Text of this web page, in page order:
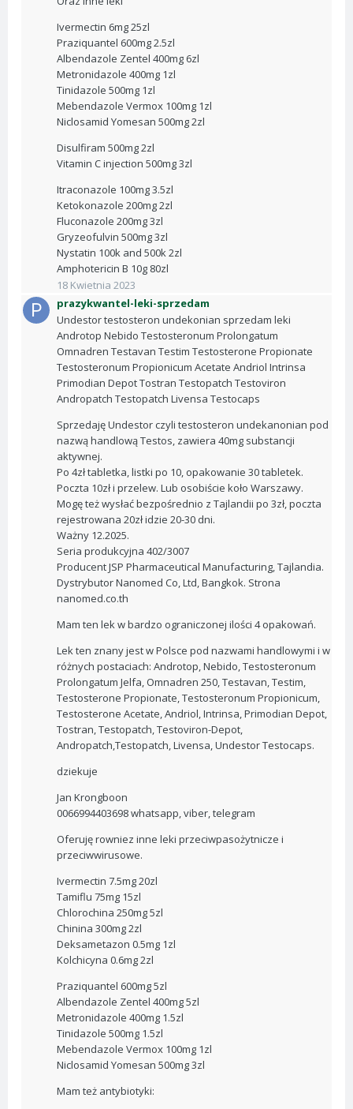
Ivermectin 6mg 25zl
Praziquantel 600mg 2.5zl
Albendazole Zentel 400mg 6zl
Metronidazole 400mg 1zl
Tinidazole 500mg 1zl
Mebendazole Vermox 100mg 1zl
Niclosamid Yomesan 500mg 2zl
Disulfiram 500mg 2zl
Vitamin C injection 500mg 3zl
Itraconazole 100mg 3.5zl
Ketokonazole 200mg 2zl
Fluconazole 200mg 3zl
Gryzeofulvin 500mg 3zl
Nystatin 100k and 500k 2zl
Amphotericin B 10g 80zl
18 Kwietnia 2023
prazykwantel-leki-sprzedam
Undestor testosteron undekonian sprzedam leki
Androtop Nebido Testosteronum Prolongatum
Omnadren Testavan Testim Testosterone Propionate
Testosteronum Propionicum Acetate Andriol Intrinsa
Primodian Depot Tostran Testopatch Testoviron
Andropatch Testopatch Livensa Testocaps
Sprzedaję Undestor czyli testosteron undekanonian pod
nazwą handlową Testos, zawiera 40mg substancji
aktywnej.
Po 4zł tabletka, listki po 10, opakowanie 30 tabletek.
Poczta 10zł i przelew. Lub osobiście koło Warszawy.
Mogę też wysłać bezpośrednio z Tajlandii po 3zł, poczta
rejestrowana 20zł idzie 20-30 dni.
Ważny 12.2025.
Seria produkcyjna 402/3007
Producent JSP Pharmaceutical Manufacturing, Tajlandia.
Dystrybutor Nanomed Co, Ltd, Bangkok. Strona
nanomed.co.th
Mam ten lek w bardzo ograniczonej ilości 4 opakowań.
Lek ten znany jest w Polsce pod nazwami handlowymi i w
różnych postaciach: Androtop, Nebido, Testosteronum
Prolongatum Jelfa, Omnadren 250, Testavan, Testim,
Testosterone Propionate, Testosteronum Propionicum,
Testosterone Acetate, Andriol, Intrinsa, Primodian Depot,
Tostran, Testopatch, Testoviron-Depot,
Andropatch,Testopatch, Livensa, Undestor Testocaps.
dziekuje
Jan Krongboon
0066994403698 whatsapp, viber, telegram
Oferuję rowniez inne leki przeciwpasożytnicze i
przeciwwirusowe.
Ivermectin 7.5mg 20zl
Tamiflu 75mg 15zl
Chlorochina 250mg 5zl
Chinina 300mg 2zl
Deksametazon 0.5mg 1zl
Kolchicyna 0.6mg 2zl
Praziquantel 600mg 5zl
Albendazole Zentel 400mg 5zl
Metronidazole 400mg 1.5zl
Tinidazole 500mg 1.5zl
Mebendazole Vermox 100mg 1zl
Niclosamid Yomesan 500mg 3zl
Mam też antybiotyki: